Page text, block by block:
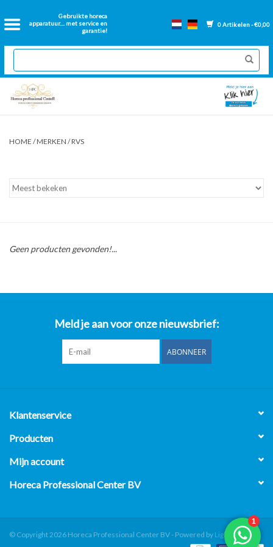
Gebruikte horeca
apparatuur.... met service en
garantie!
0 Artikelen - €0,00
Home
2dehands Horeca
Nieuwe apparatuur
Onderdelen bakwanden
Over ons
HOME /MERKEN /RVS
Geen producten gevonden!...
Meld je aan voor onze nieuwsbrief:
ABONNEER
Klantenservice
Producten
Mijn account
Horeca Professional Center BV
© Copyright 2026 Horeca Professional Center BV - Powered by Lightspeed